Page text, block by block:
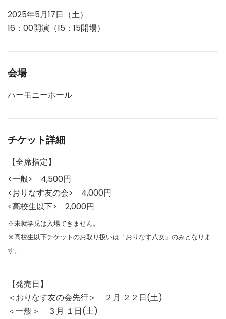
2025年5月17日（土）
16：00開演（15：15開場）
会場
ハーモニーホール
チケット詳細
【全席指定】
<一般> 4,500円
<おりなす友の会> 4,000円
<高校生以下> 2,000円
※未就学児は入場できません。
※高校生以下チケットのお取り扱いは「おりなす八女」のみとなりま
す。
【発売日】
＜おりなす友の会先行＞ ２月 ２２日(土)
＜一般＞ ３月 １日(土)